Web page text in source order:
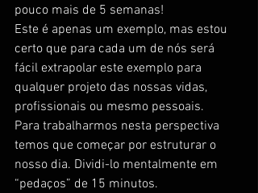
pouco mais de 5 semanas!
Este é apenas um exemplo, mas estou
certo que para cada um de nós será
fácil extrapolar este exemplo para
qualquer projeto das nossas vidas,
profissionais ou mesmo pessoais.
Para trabalharmos nesta perspectiva
temos que começar por estruturar o
nosso dia. Dividi-lo mentalmente em
“pedaços” de 15 minutos.